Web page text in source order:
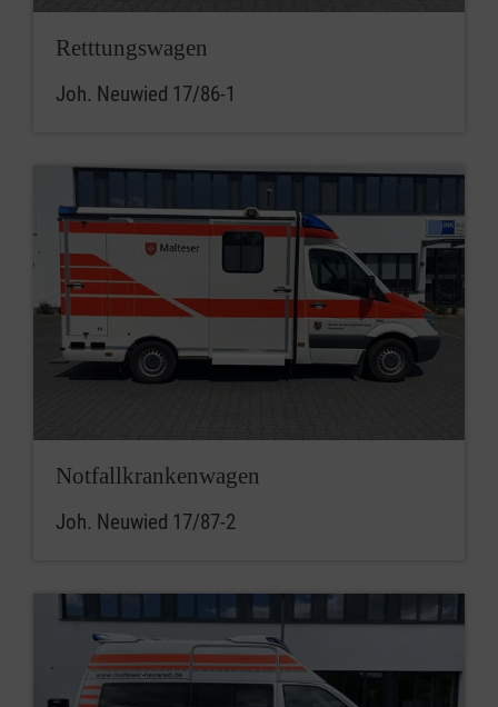
Retttungswagen
Joh. Neuwied 17/86-1
Notfallkrankenwagen
Joh. Neuwied 17/87-2